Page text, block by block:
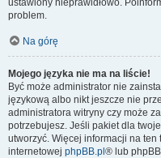
ustawiony nieprawidłowo.
problem.
Na górę
Mojego języka nie ma na liście!
Być może administrator nie
językową albo nikt jeszcze nie
administratora witryny czy może
potrzebujesz. Jeśli pakiet dla
utworzyć. Więcej informacji na
internetowej phpBB.pl ® lub